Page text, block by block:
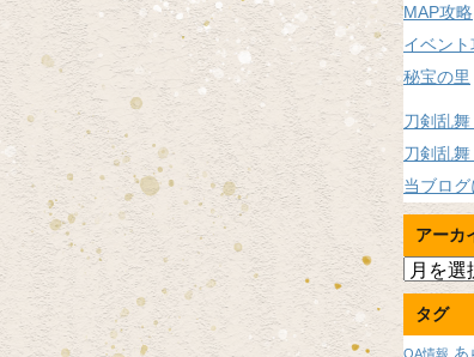
MAP攻略
イベント
秘宝の里
刀剣乱
刀剣乱舞
当ブロ
アーカ
ア
ー
カ
イ
タグ
OA情報 あ